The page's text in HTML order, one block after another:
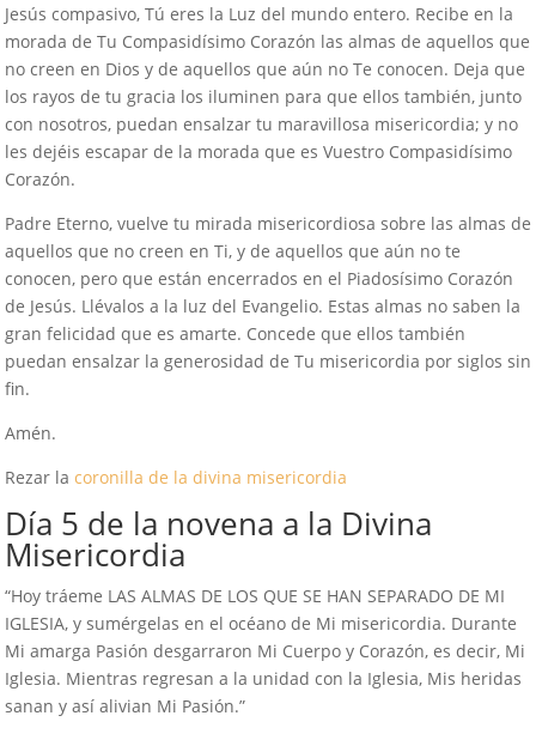
Jesús compasivo, Tú eres la Luz del mundo entero. Recibe en la
morada de Tu Compasidísimo Corazón las almas de aquellos que
no creen en Dios y de aquellos que aún no Te conocen. Deja que
los rayos de tu gracia los iluminen para que ellos también, junto
con nosotros, puedan ensalzar tu maravillosa misericordia; y no
les dejéis escapar de la morada que es Vuestro Compasidísimo
Corazón.
Padre Eterno, vuelve tu mirada misericordiosa sobre las almas de
aquellos que no creen en Ti, y de aquellos que aún no te
conocen, pero que están encerrados en el Piadosísimo Corazón
de Jesús. Llévalos a la luz del Evangelio. Estas almas no saben la
gran felicidad que es amarte. Concede que ellos también
puedan ensalzar la generosidad de Tu misericordia por siglos sin
fin.
Amén.
Rezar la coronilla de la divina misericordia
Día 5 de la novena a la Divina
Misericordia
“Hoy tráeme LAS ALMAS DE LOS QUE SE HAN SEPARADO DE MI
IGLESIA, y sumérgelas en el océano de Mi misericordia. Durante
Mi amarga Pasión desgarraron Mi Cuerpo y Corazón, es decir, Mi
Iglesia. Mientras regresan a la unidad con la Iglesia, Mis heridas
sanan y así alivian Mi Pasión.”